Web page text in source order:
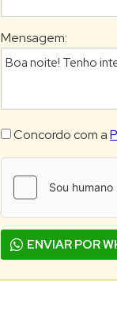
Mensagem:
Concordo com a
ENVIAR POR